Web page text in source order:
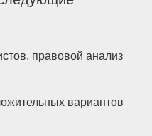
правовой анализ
вариантов